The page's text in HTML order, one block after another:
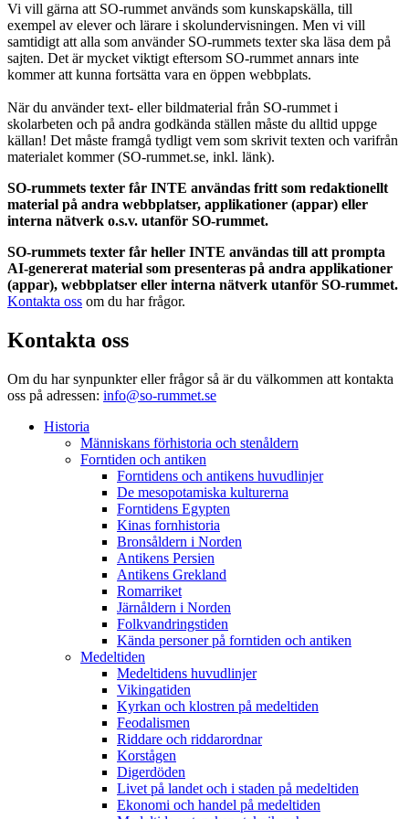
Vi vill gärna att SO-rummet används som kunskapskälla, till
exempel av elever och lärare i skolundervisningen. Men vi vill
samtidigt att alla som använder SO-rummets texter ska läsa dem på
sajten. Det är mycket viktigt eftersom SO-rummet annars inte
kommer att kunna fortsätta vara en öppen webbplats.
När du använder text- eller bildmaterial från SO-rummet i
skolarbeten och på andra godkända ställen måste du alltid uppge
källan! Det måste framgå tydligt vem som skrivit texten och varifrån
materialet kommer (SO-rummet.se, inkl. länk).
SO-rummets texter får INTE användas fritt som redaktionellt
material på andra webbplatser, applikationer (appar) eller
interna nätverk o.s.v. utanför SO-rummet.
SO-rummets texter får heller INTE användas till att prompta
AI-genererat material som presenteras på andra applikationer
(appar), webbplatser eller interna nätverk utanför SO-rummet.
Kontakta oss om du har frågor.
Kontakta oss
Om du har synpunkter eller frågor så är du välkommen att kontakta
oss på adressen: info@so-rummet.se
Historia
Människans förhistoria och stenåldern
Forntiden och antiken
Forntidens och antikens huvudlinjer
De mesopotamiska kulturerna
Forntidens Egypten
Kinas fornhistoria
Bronsåldern i Norden
Antikens Persien
Antikens Grekland
Romarriket
Järnåldern i Norden
Folkvandringstiden
Kända personer på forntiden och antiken
Medeltiden
Medeltidens huvudlinjer
Vikingatiden
Kyrkan och klostren på medeltiden
Feodalismen
Riddare och riddarordnar
Korstågen
Digerdöden
Livet på landet och i staden på medeltiden
Ekonomi och handel på medeltiden